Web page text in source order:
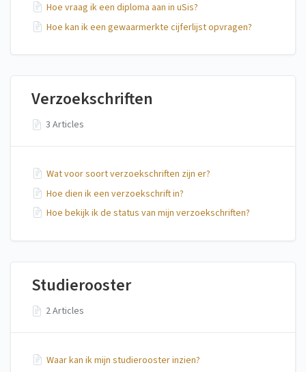
Hoe vraag ik een diploma aan in uSis?
Hoe kan ik een gewaarmerkte cijferlijst opvragen?
Verzoekschriften
3 Articles
Wat voor soort verzoekschriften zijn er?
Hoe dien ik een verzoekschrift in?
Hoe bekijk ik de status van mijn verzoekschriften?
Studierooster
2 Articles
Waar kan ik mijn studierooster inzien?